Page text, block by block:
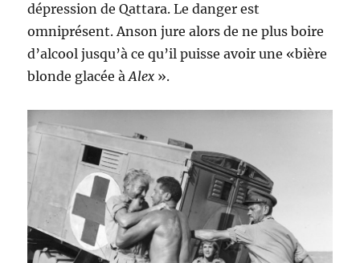
dépression de Qattara. Le danger est
omniprésent. Anson jure alors de ne plus boire
d’alcool jusqu’à ce qu’il puisse avoir une «bière
blonde glacée àAlex ».